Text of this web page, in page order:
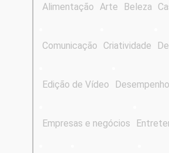
Alimentação Arte Beleza
Comunicação Criatividade
Edição de Vídeo Desempenho
Empresas e negócios